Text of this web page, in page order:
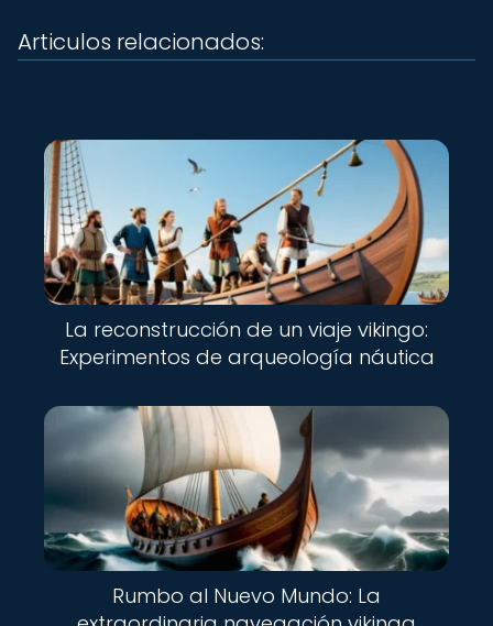
Articulos relacionados:
La reconstrucción de un viaje vikingo:
Experimentos de arqueología náutica
Rumbo al Nuevo Mundo: La